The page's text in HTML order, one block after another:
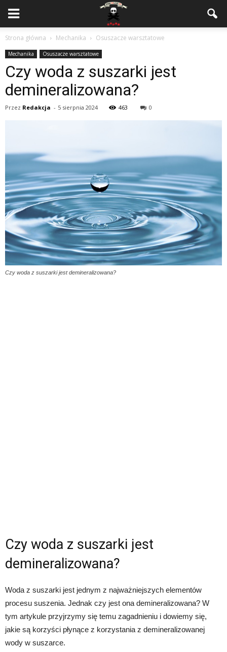
Strona główna Mechanika Osuszacze warsztatowe
Mechanika Osuszacze warsztatowe
Czy woda z suszarki jest
demineralizowana?
Przez Redakcja - 5 sierpnia 2024 463 0
Czy woda z suszarki jest demineralizowana?
Czy woda z suszarki jest
demineralizowana?
Woda z suszarki jest jednym z najważniejszych elementów
procesu suszenia. Jednak czy jest ona demineralizowana? W
tym artykule przyjrzymy się temu zagadnieniu i dowiemy się,
jakie są korzyści płynące z korzystania z demineralizowanej
wody w suszarce.